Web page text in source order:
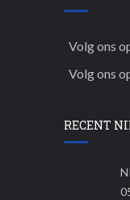
Volg ons
Volg ons
RECENT